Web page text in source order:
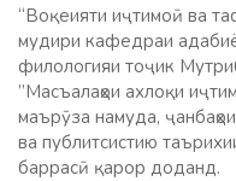
“Воқеияти иҷтимоӣ ва
мудири кафедраи
филологияи тоҷик
”Масъалаҳои ахлоқи
маърӯза намуда,
ва публитсистию
баррасӣ қарор доданд.